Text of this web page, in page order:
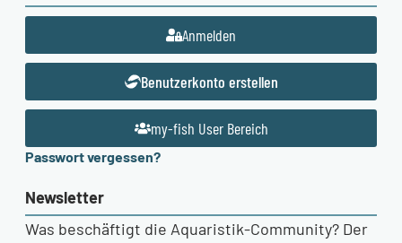
Anmelden
Benutzerkonto erstellen
my-fish User Bereich
Passwort vergessen?
Newsletter
Was beschäftigt die Aquaristik-Community? Der